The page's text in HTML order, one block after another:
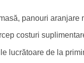
panouri
costuri
lucrătoare de la